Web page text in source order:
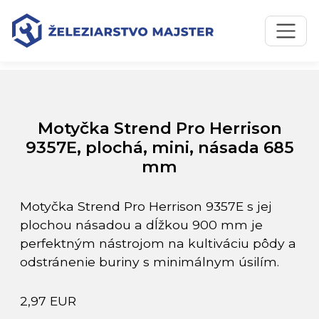
Preskočiť na obsah
Preskočiť na hlavné menu
Úvodná stránka
Motyčka Strend Pro Herrison 9357E, plochá, mini, násada
685 mm
Motyčka Strend Pro Herrison
9357E, plochá, mini, násada 685
mm
Motyčka Strend Pro Herrison 9357E s jej
plochou násadou a dĺžkou 900 mm je
perfektným nástrojom na kultiváciu pôdy a
odstránenie buriny s minimálnym úsilím.
2,97 EUR